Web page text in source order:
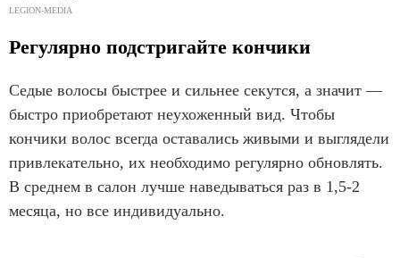
LEGION-MEDIA
Регулярно подстригайте кончики
Седые волосы быстрее и сильнее секутся, а значит —
быстро приобретают неухоженный вид. Чтобы
кончики волос всегда оставались живыми и выглядели
привлекательно, их необходимо регулярно обновлять.
В среднем в салон лучше наведываться раз в 1,5-2
месяца, но все индивидуально.